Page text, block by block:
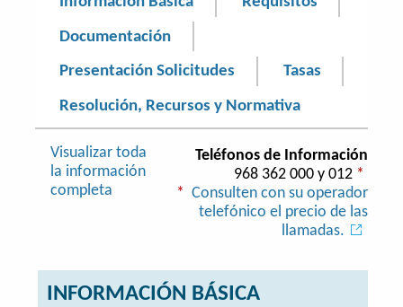
Documentación
Presentación Solicitudes Tasas
Resolución, Recursos y Normativa
Visualizar toda
la información
completa
Teléfonos de Información
968 362 000 y 012 *
*
Consulten con su operador
telefónico el precio de las
llamadas.
INFORMACIÓN BÁSICA